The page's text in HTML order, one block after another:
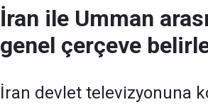
İran ile Umman
genel çerçeve
İran devlet televizyonuna